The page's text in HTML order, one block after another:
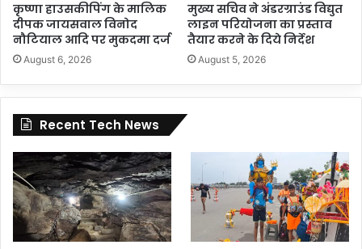
कृष्णा हाउसकीपिंग के मालिक
दीपक जायसवाल विनोद
नौटियाल आदि पर मुकदमा दर्ज
August 6, 2026
मुख्य सचिव ने अंडरग्राउंड विद्युत
लाइन परियोजना का प्रस्ताव
तैयार करने के दिये निर्देश
August 5, 2026
Recent Tech News